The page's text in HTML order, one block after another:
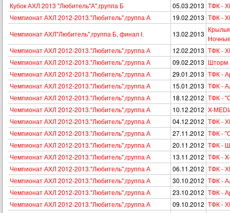
Кубок АХЛ 2013 "Любитель"А",группа Б
05.03.2013 ТФК -
Чемпионат АХЛ 2012-2013."Любитель",группа А
19.02.2013 ТФК -
Чемпионат АХЛ"Любитель",группа Б, финал I.
13.02.2013
Чемпионат АХЛ 2012-2013."Любитель",группа А
12.02.2013 ТФК -
Чемпионат АХЛ 2012-2013."Любитель",группа А
09.02.2013 Шторм
Чемпионат АХЛ 2012-2013."Любитель",группа А
29.01.2013 ТФК -
Чемпионат АХЛ 2012-2013."Любитель",группа А
15.01.2013 ТФК -
Чемпионат АХЛ 2012-2013."Любитель",группа А
18.12.2012 ТФК -
Чемпионат АХЛ 2012-2013."Любитель",группа А
10.12.2012 X-
Чемпионат АХЛ 2012-2013."Любитель",группа А
04.12.2012 ТФК -
Чемпионат АХЛ 2012-2013."Любитель",группа А
27.11.2012 ТФК -
Чемпионат АХЛ 2012-2013."Любитель",группа А
20.11.2012 ТФК -
Чемпионат АХЛ 2012-2013."Любитель",группа А
13.11.2012 ТФК -
Чемпионат АХЛ 2012-2013."Любитель",группа А
06.11.2012 ТФК -
Чемпионат АХЛ 2012-2013."Любитель",группа А
30.10.2012 ТФК -
Чемпионат АХЛ 2012-2013."Любитель",группа А
23.10.2012 ТФК -
Чемпионат АХЛ 2012-2013."Любитель",группа А
09.10.2012 ТФК -